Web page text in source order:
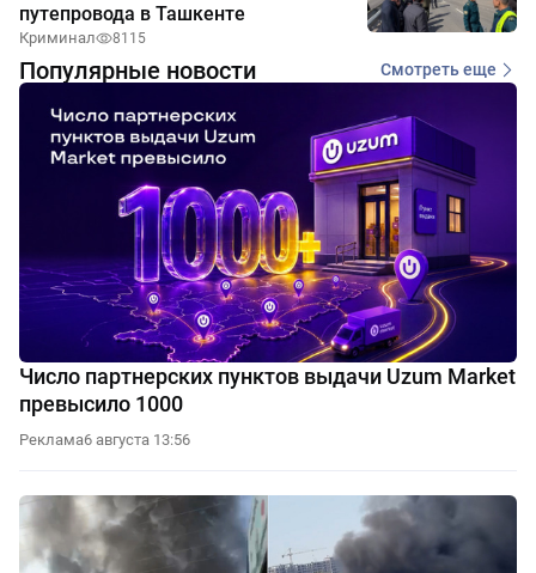
путепровода в Ташкенте
Криминал 8115
Популярные новости Смотреть еще
Число партнерских пунктов выдачи Uzum Market
превысило 1000
Реклама6 августа 13:56